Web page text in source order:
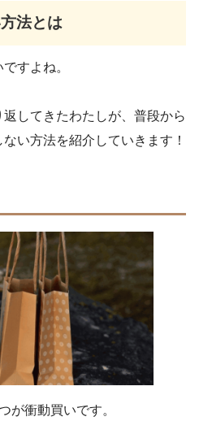
法とは
すよね。
してきたわたしが、普段から
い方法を紹介していきます！
が衝動買いです。